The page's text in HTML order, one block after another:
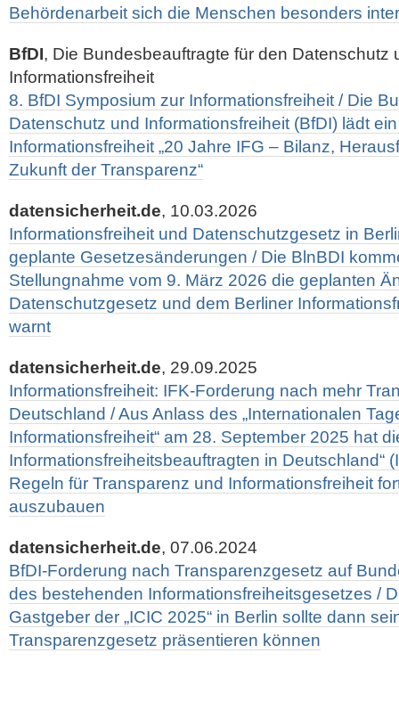
Behördenarbeit sich die Menschen besonders
BfDI, Die Bundesbeauftragte für den Datenschutz
Informationsfreiheit
8. BfDI Symposium zur Informationsfreiheit / Die
Datenschutz und Informationsfreiheit (BfDI) lädt
Informationsfreiheit „20 Jahre IFG – Bilanz,
Zukunft der Transparenz“
datensicherheit.de, 10.03.2026
Informationsfreiheit und Datenschutzgesetz in
geplante Gesetzesänderungen / Die BlnBDI
Stellungnahme vom 9. März 2026 die geplanten
Datenschutzgesetz und dem Berliner
warnt
datensicherheit.de, 29.09.2025
Informationsfreiheit: IFK-Forderung nach mehr
Deutschland / Aus Anlass des „Internationalen
Informationsfreiheit“ am 28. September 2025 hat
Informationsfreiheitsbeauftragten in Deutschland“
Regeln für Transparenz und Informationsfreiheit
auszubauen
datensicherheit.de, 07.06.2024
BfDI-Forderung nach Transparenzgesetz auf
des bestehenden Informationsfreiheitsgesetzes /
Gastgeber der „ICIC 2025“ in Berlin sollte dann
Transparenzgesetz präsentieren können